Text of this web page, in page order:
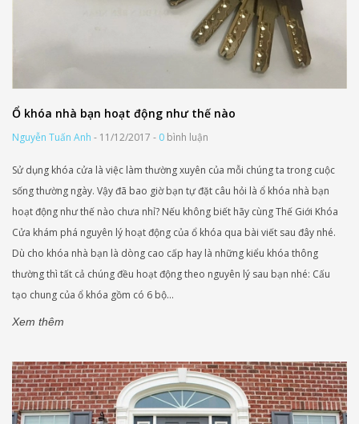
Ổ khóa nhà bạn hoạt động như thế nào
Nguyễn Tuấn Anh - 11/12/2017 - 0 bình luận
Sử dụng khóa cửa là việc làm thường xuyên của mỗi chúng ta trong cuộc
sống thường ngày. Vậy đã bao giờ bạn tự đặt câu hỏi là ổ khóa nhà bạn
hoạt động như thế nào chưa nhỉ? Nếu không biết hãy cùng Thế Giới Khóa
Cửa khám phá nguyên lý hoạt động của ổ khóa qua bài viết sau đây nhé.
Dù cho khóa nhà bạn là dòng cao cấp hay là những kiểu khóa thông
thường thì tất cả chúng đều hoạt động theo nguyên lý sau bạn nhé: Cấu
tạo chung của ổ khóa gồm có 6 bộ...
Xem thêm